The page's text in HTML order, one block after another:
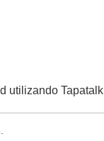
utilizando Tapatalk